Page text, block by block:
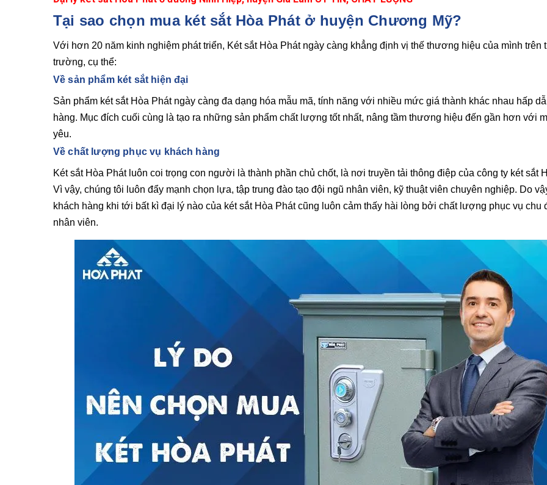
Tại sao chọn mua két sắt Hòa Phát ở huyện Chương Mỹ?
Với hơn 20 năm kinh nghiệm phát triển, Két sắt Hòa Phát ngày càng khẳng định vị thế thương hiệu của mình trên
trường, cụ thể:
Về sản phẩm két sắt hiện đại
Sản phẩm két sắt Hòa Phát ngày càng đa dạng hóa mẫu mã, tính năng với nhiều mức giá thành khác nhau hấp
hàng. Mục đích cuối cùng là tạo ra những sản phẩm chất lượng tốt nhất, nâng tầm thương hiệu đến gần hơn với
yêu.
Về chất lượng phục vụ khách hàng
Két sắt Hòa Phát luôn coi trọng con người là thành phần chủ chốt, là nơi truyền tải thông điệp của công ty két sắt
Vì vậy, chúng tôi luôn đẩy mạnh chọn lựa, tập trung đào tạo đội ngũ nhân viên, kỹ thuật viên chuyên nghiệp. Do
khách hàng khi tới bất kì đại lý nào của két sắt Hòa Phát cũng luôn cảm thấy hài lòng bởi chất lượng phục vụ chu
nhân viên.